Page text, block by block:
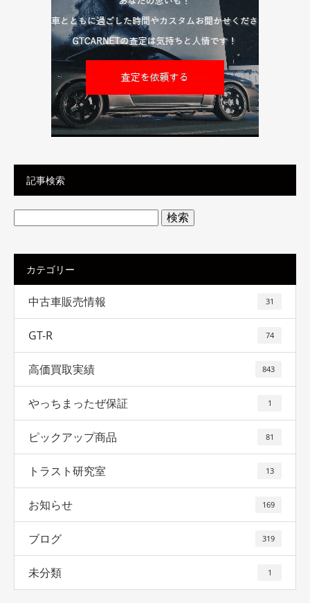
記事検索
検
索:
カテゴリー
中古車販売情報 31
GT-R 74
高価買取実績 843
やっちまったぜ保証 1
ピックアップ商品 81
トラスト研究室 13
お知らせ 169
ブログ 319
未分類 1